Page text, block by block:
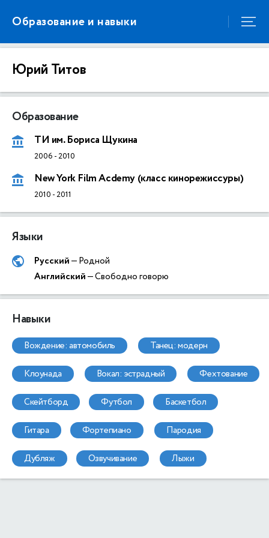
Образование и навыки
Юрий Титов
Образование
ТИ им. Бориса Щукина
2006 -2010
New York Film Acdemy (класс кинорежиссуры)
2010 -2011
Языки
Русский— Родной
Английский— Свободно говорю
Навыки
вождение: автомобиль танец: модерн
клоунада вокал: эстрадный фехтование
скейтборд футбол баскетбол
гитара фортепиано пародия
дубляж озвучивание лыжи